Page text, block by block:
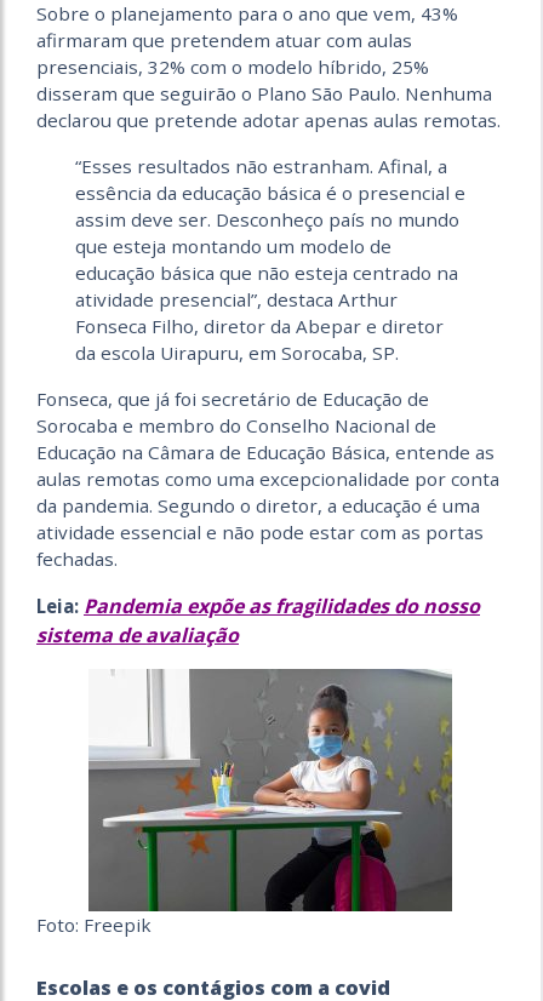
Sobre o planejamento para o ano que vem, 43%
afirmaram que pretendem atuar com aulas
presenciais, 32% com o modelo híbrido, 25%
disseram que seguirão o Plano São Paulo. Nenhuma
declarou que pretende adotar apenas aulas remotas.
“Esses resultados não estranham. Afinal, a
essência da educação básica é o presencial e
assim deve ser. Desconheço país no mundo
que esteja montando um modelo de
educação básica que não esteja centrado na
atividade presencial”, destaca Arthur
Fonseca Filho, diretor da Abepar e diretor
da escola Uirapuru, em Sorocaba, SP.
Fonseca, que já foi secretário de Educação de
Sorocaba e membro do Conselho Nacional de
Educação na Câmara de Educação Básica, entende as
aulas remotas como uma excepcionalidade por conta
da pandemia. Segundo o diretor, a educação é uma
atividade essencial e não pode estar com as portas
fechadas.
Leia: Pandemia expõe as fragilidades do nosso
sistema de avaliação
Foto: Freepik
Escolas e os contágios com a covid